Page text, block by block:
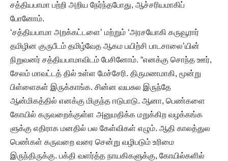
சத்தியபாமா பற்றி அறிய நேர்ந்தபோது, ஆச்சரியமாகிப்
போனோம்.
‘சத்தியபாமா அறக்கட்டளை’ மற்றும் ‘அரசயோகி கருவூரார்
தமிழின குருபீடம் தமிழ்வேத ஆகம பயிற்சி பாடசாலை’யின்
நிறுவனர் சத்தியபாமாவிடம் பேசினோம். “எனக்கு சொந்த ஊர்,
சேலம் மாவட்டத் தில் உள்ள மேச்சேரி. திருமணமாகி, மூன்று
பிள்ளைகள் இருக்காங்க. சின்ன வயசுல இருந்தே
ஆன்மிகத்தில் எனக்கு மிகுந்த ஈடுபாடு. ஆனா, பெண்களை
கோயில் கருவறைக்குள்ள அனுமதிக்க மறுக்கிற வழக்கங்க
ளுக்கு எதிராக மனதில் பல கேள்விகள் எழும். ஆதி காலத்துல
பெண்கள் கருவறை வரை சென்று வழிபடும் உரிமை
இருந்திருக்கு. பக்தி வளர்த்த நாயகிகளுக்கு, கோயில்களில்